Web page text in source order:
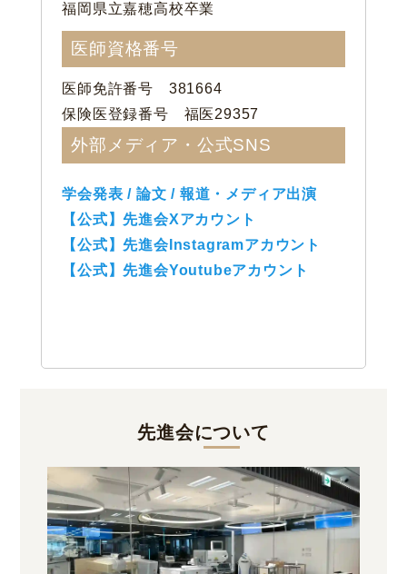
福岡県立嘉穂高校卒業
医師資格番号
医師免許番号 381664
保険医登録番号 福医29357
外部メディア・公式SNS
学会発表 / 論文 / 報道・メディア出演
【公式】先進会Xアカウント
【公式】先進会Instagramアカウント
【公式】先進会Youtubeアカウント
先進会について